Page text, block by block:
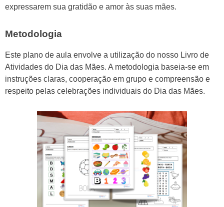
expressarem sua gratidão e amor às suas mães.
Metodologia
Este plano de aula envolve a utilização do nosso Livro de
Atividades do Dia das Mães. A metodologia baseia-se em
instruções claras, cooperação em grupo e compreensão e
respeito pelas celebrações individuais do Dia das Mães.